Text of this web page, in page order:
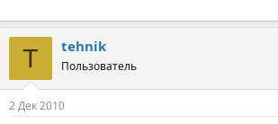
T tehnik
Пользователь
2 Дек 2010